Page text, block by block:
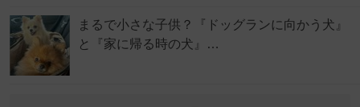
まるで小さな子供？『ドッグランに向かう犬』
と『家に帰る時の犬』…